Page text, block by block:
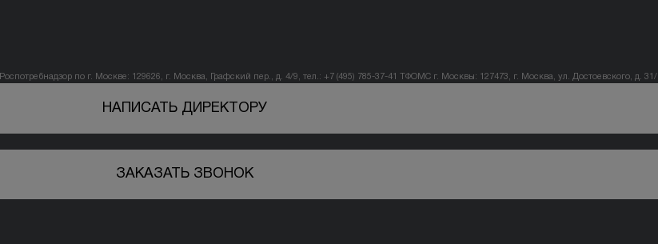
Роспотребнадзор по г. Москве: 129626, г. Москва, Графский пер., д. 4/9, тел.: +7 (495) 785-37-41 ТФОМС г. Москвы: 127473, г. Москва, ул. Достоевского, д. 31/
НАПИСАТЬ ДИРЕКТОРУ
ЗАКАЗАТЬ ЗВОНОК